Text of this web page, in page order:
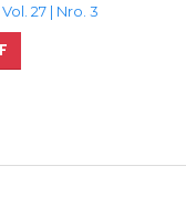
27 | Nro. 3